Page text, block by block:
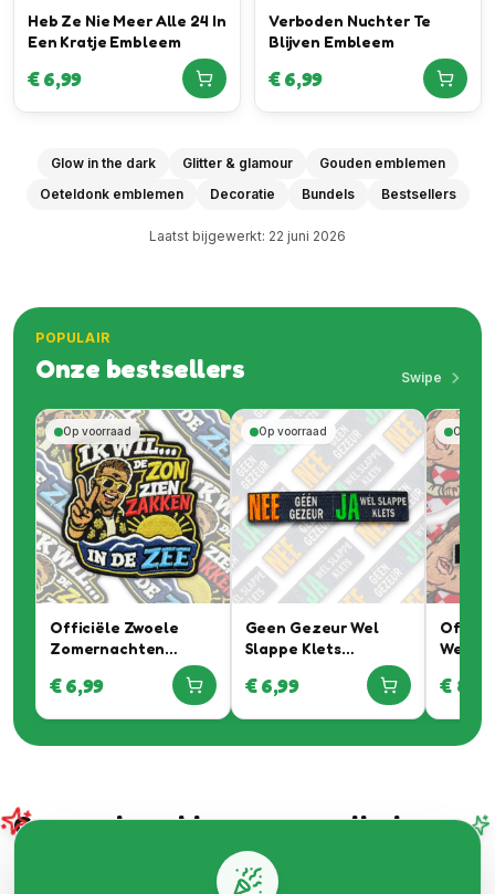
Heb Ze Nie Meer Alle 24 In
Een Kratje Embleem
€6,99
Verboden Nuchter Te
Blijven Embleem
€6,99
Glow in the dark Glitter & glamour
Gouden emblemen
Oeteldonk emblemen
Decoratie Bundels Bestsellers
Laatst bijgewerkt: 22 juni 2026
POPULAIR
Onze bestsellers Swipe
Op voorraad
Officiële Zwoele
Zomernachten
Samenwerking Met
€6,99
Op voorraad
Geen Gezeur Wel
Slappe Klets
€6,99
Op
€ 8,99
Carnavals emblemen voor elke jas en